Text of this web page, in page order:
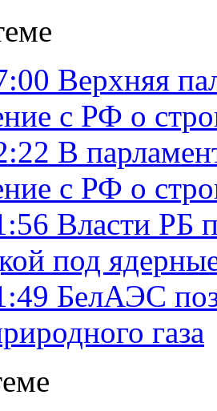
Верхняя
с РФ о
В
с РФ о
Власти РБ
под
БелАЭС
газа